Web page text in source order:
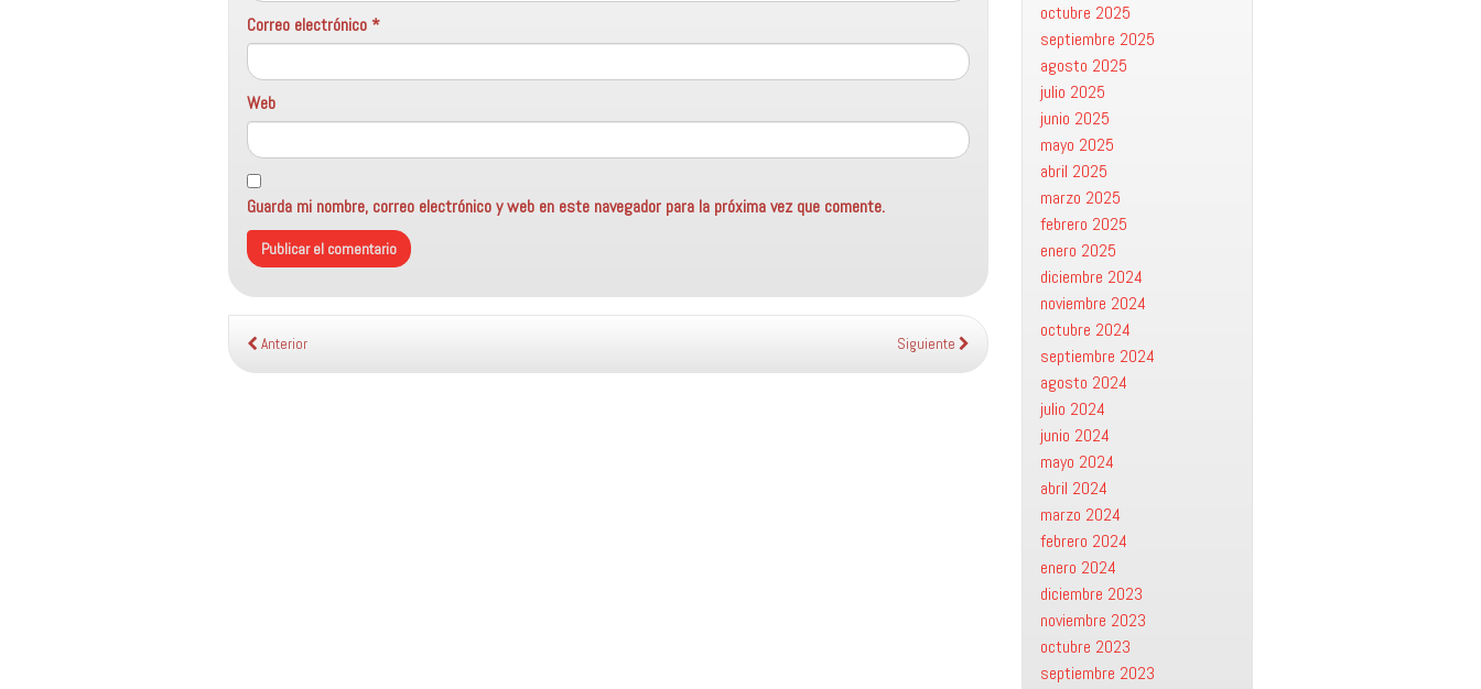
Correo electrónico *
Web
Guarda mi nombre, correo electrónico y web en este navegador para la próxima vez que comente.
Anterior Siguiente
octubre 2025
septiembre 2025
agosto 2025
julio 2025
junio 2025
mayo 2025
abril 2025
marzo 2025
febrero 2025
enero 2025
diciembre 2024
noviembre 2024
octubre 2024
septiembre 2024
agosto 2024
julio 2024
junio 2024
mayo 2024
abril 2024
marzo 2024
febrero 2024
enero 2024
diciembre 2023
noviembre 2023
octubre 2023
septiembre 2023